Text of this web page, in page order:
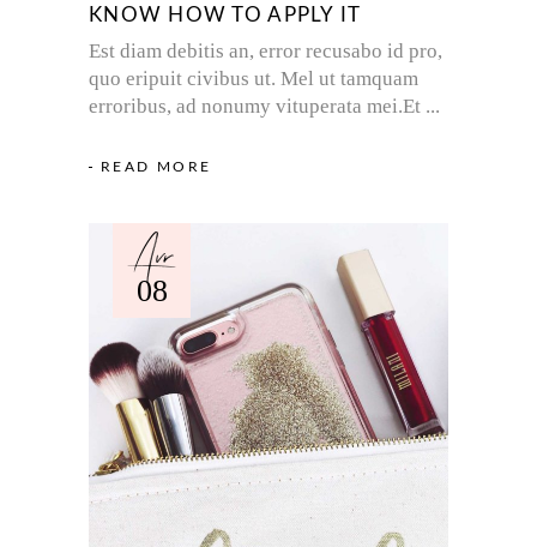
KNOW HOW TO APPLY IT
Est diam debitis an, error recusabo id pro,
quo eripuit civibus ut. Mel ut tamquam
erroribus, ad nonumy vituperata mei.Et
READ MORE
Avr
08